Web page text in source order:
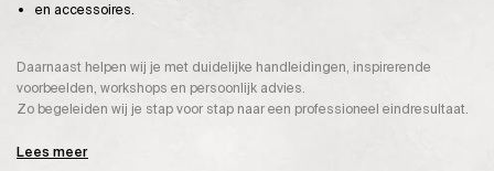
en accessoires.
Daarnaast helpen wij je met duidelijke handleidingen, inspirerende
voorbeelden, workshops en persoonlijk advies.
Zo begeleiden wij je stap voor stap naar een professioneel eindresultaat.
Lees meer